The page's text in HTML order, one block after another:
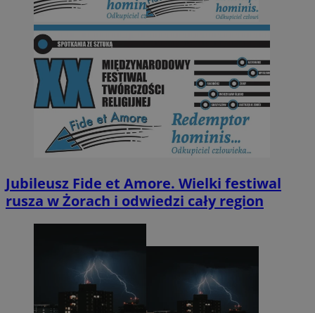
Jubileusz Fide et Amore. Wielki festiwal
rusza w Żorach i odwiedzi cały region